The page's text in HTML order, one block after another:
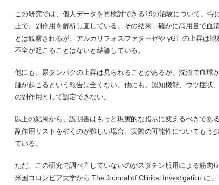
この研究では、個人データを再検討できる19の治験について、特
上で、副作用を解析し直している。その結果、確かに高用量で血
とは観察されるが、アルカリフォスファターゼや γGT の上昇は
不全が起こることはないと結論している。
他にも、尿タンパクの上昇は見られることがあるが、沈渣で血球
腫が起こるという報告は全くない。他にも、認知機能、ウツ症状
の副作用として認定できない。
以上の結果から、説明書はもっと現実的な指示に変えるべきであ
副作用リストを省くのが難しい場合、実際の可能性についてもう
ている。
ただ、この研究で調べ直していないのがスタチン服用による筋肉
米国コロンビア大学から The Journal of Clinical Investigation に